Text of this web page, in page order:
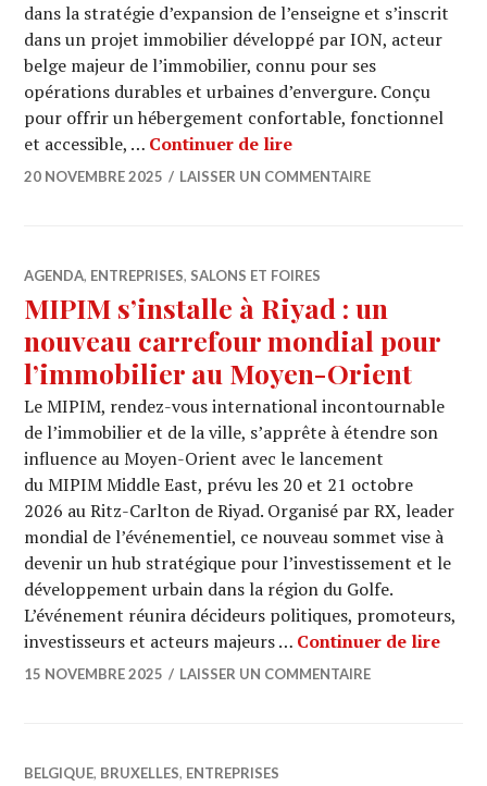
dans la stratégie d’expansion de l’enseigne et s’inscrit
dans un projet immobilier développé par ION, acteur
belge majeur de l’immobilier, connu pour ses
opérations durables et urbaines d’envergure. Conçu
pour offrir un hébergement confortable, fonctionnel
et accessible, … Continuer de lireB&B HOTELS ouvre
20 NOVEMBRE 2025 LAISSER UN COMMENTAIRE
AGENDA, ENTREPRISES, SALONS ET FOIRES
MIPIM s’installe à Riyad : un
nouveau carrefour mondial pour
l’immobilier au Moyen-Orient
Le MIPIM, rendez-vous international incontournable
de l’immobilier et de la ville, s’apprête à étendre son
influence au Moyen-Orient avec le lancement
du MIPIM Middle East, prévu les 20 et 21 octobre
2026 au Ritz-Carlton de Riyad. Organisé par RX, leader
mondial de l’événementiel, ce nouveau sommet vise à
devenir un hub stratégique pour l’investissement et le
développement urbain dans la région du Golfe.
L’événement réunira décideurs politiques, promoteurs,
investisseurs et acteurs majeurs … Continuer de lire
15 NOVEMBRE 2025 LAISSER UN COMMENTAIRE
BELGIQUE, BRUXELLES, ENTREPRISES